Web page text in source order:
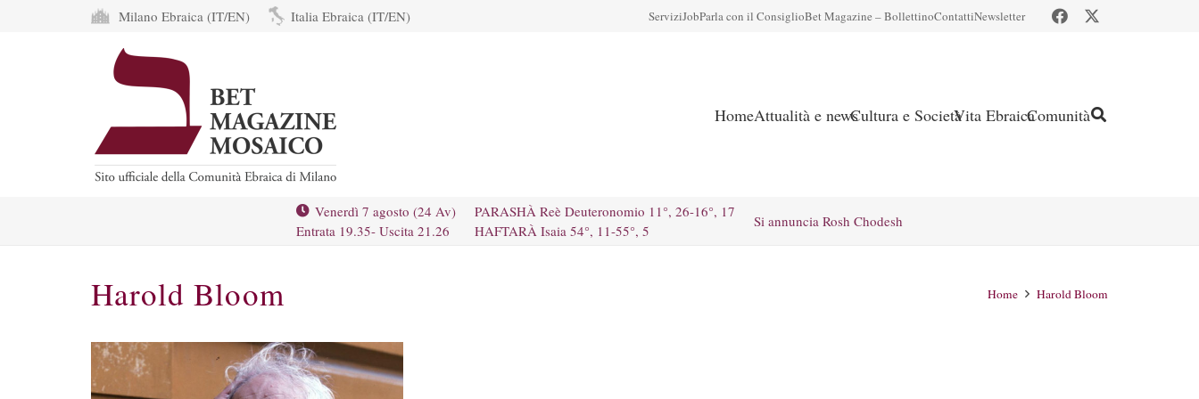
Milano Ebraica (IT/EN) Italia Ebraica (IT/EN) ServiziJobParla con il ConsiglioBet Magazine – BollettinoContattiNewsletter
HomeAttualità e newsCultura e SocietàVita EbraicaComunità
Venerdì 7 agosto (24 Av)
Entrata 19.35- Uscita 21.26
PARASHÀ Reè Deuteronomio 11°, 26-16°, 17
HAFTARÀ Isaia 54°, 11-55°, 5
Si annuncia Rosh Chodesh
Harold Bloom Home Harold Bloom